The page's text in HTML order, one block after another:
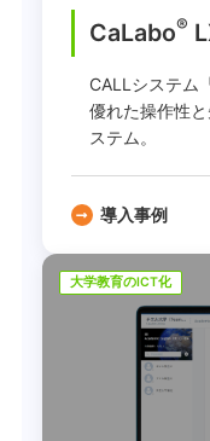
CaLabo®
CALLシステム
優れた操作性
ステム。
導入事例
大学教育のICT化